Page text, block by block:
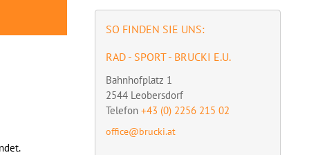
SO FINDEN SIE UNS:
RAD - SPORT - BRUCKI E.U.
Bahnhofplatz 1
2544 Leobersdorf
Telefon +43 (0) 2256 215 02
office@brucki.at